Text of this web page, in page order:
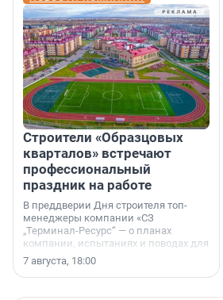
Строители «Образцовых
кварталов» встречают
профессиональный
праздник на работе
В преддверии Дня строителя топ-
менеджеры компании «СЗ
„Терминал-Ресурс“ — о планах
компании, испытаниях и поводах для
осторожного оптимизма.
7 августа, 18:00